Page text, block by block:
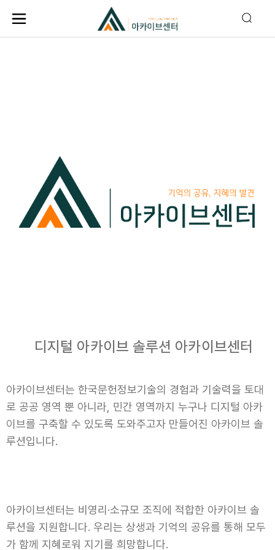
디지털 아카이브 솔루션 아카이브센터
아카이브센터는 한국문헌정보기술의 경험과 기술력을 토대
로 공공 영역 뿐 아니라, 민간 영역까지 누구나 디지털 아카
이브를 구축할 수 있도록 도와주고자 만들어진 아카이브 솔
루션입니다.
아카이브센터는 비영리·소규모 조직에 적합한 아카이브 솔
루션을 지원합니다. 우리는 상생과 기억의 공유를 통해 모두
가 함께 지혜로워 지기를 희망합니다.